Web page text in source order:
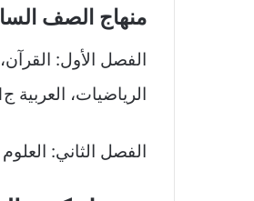
منهاج الصف
الرياضيات، العربية ج1، الإنجليزية (الكورس + الورك بوك + الخط).
الفصل الثاني: العلوم ج2، التربية الإسلامية ج2، العربية ج2،